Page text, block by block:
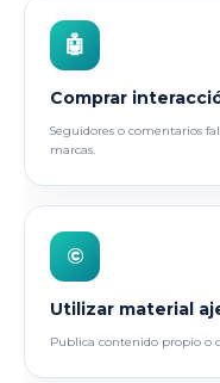
🤖
Comprar
Seguidores o comentarios
marcas.
©
Utilizar material
Publica contenido propio o